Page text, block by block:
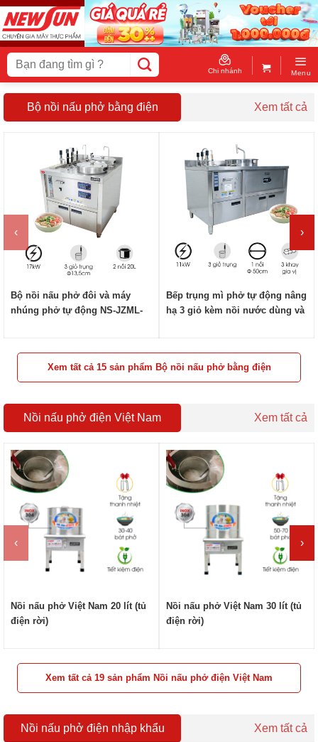
Skip
to
content
Tìm
kiếm:
Chi nhánh Menu
Bộ nồi nấu phở bằng điện Xem tất cả
Bộ nồi nấu phở đôi và máy
nhúng phở tự động NS-JZML-
Bếp trụng mì phở tự động nâng
hạ 3 giỏ kèm nồi nước dùng và
‹ ›
Xem tất cả 15 sản phẩm Bộ nồi nấu phở bằng điện
Nồi nấu phở điện Việt Nam Xem tất cả
Nồi nấu phở Việt Nam 20 lít (tủ
điện rời)
Nồi nấu phở Việt Nam 30 lít (tủ
điện rời)
‹ ›
Xem tất cả 19 sản phẩm Nồi nấu phở điện Việt Nam
Nồi nấu phở điện nhập khẩu Xem tất cả